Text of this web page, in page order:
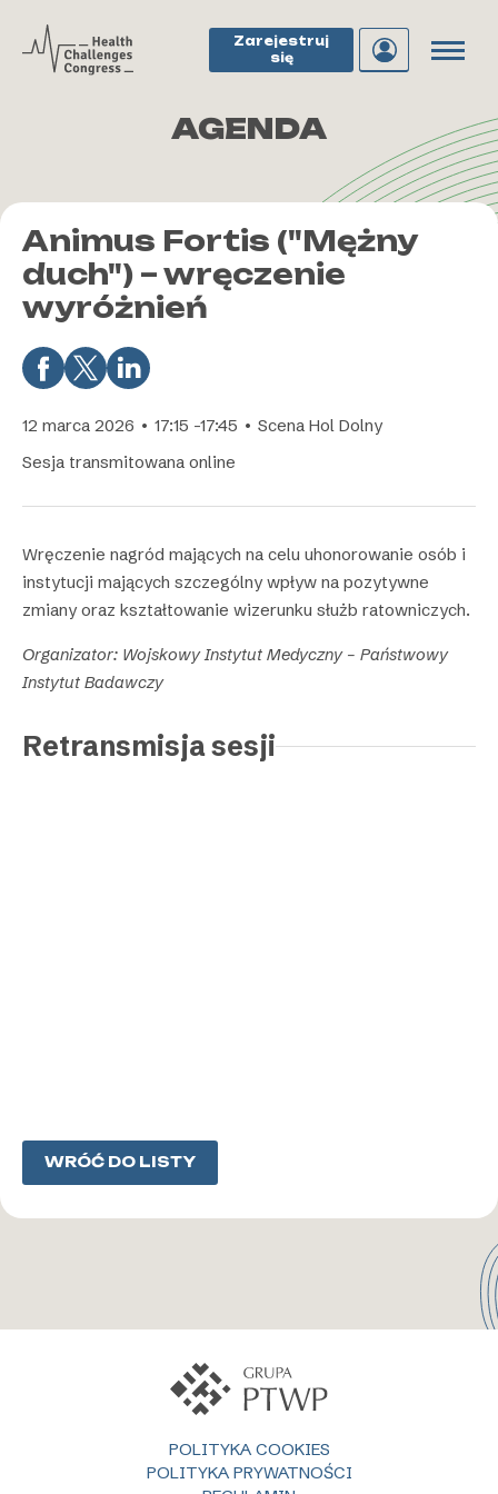
Zarejestruj
się
AGENDA
Animus Fortis ("Mężny
duch") – wręczenie
wyróżnień
12 marca 2026 • 17:15 -17:45 • Scena Hol Dolny
Sesja transmitowana online
Wręczenie nagród mających na celu uhonorowanie osób i
instytucji mających szczególny wpływ na pozytywne
zmiany oraz kształtowanie wizerunku służb ratowniczych.
Organizator: Wojskowy Instytut Medyczny – Państwowy
Instytut Badawczy
Retransmisja sesji
WRÓĆ DO LISTY
POLITYKA COOKIES
POLITYKA PRYWATNOŚCI